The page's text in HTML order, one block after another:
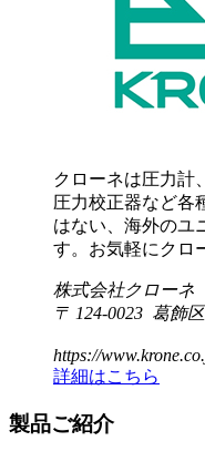
クローネは圧力計
圧力校正器など各
はない、海外のユ
す。お気軽にクロ
株式会社クローネ
〒 124-0023 葛飾
https://
詳細はこちら
製品ご紹介